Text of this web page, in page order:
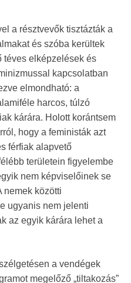
a résztvevők tisztázták a
és szóba kerültek
téves elképzelések és
kapcsolatban
elmondható: a
harcos, túlzó
kárára. Holott korántsem
hogy a feministák azt
férfiak alapvető
területein figyelembe
nem képviselőinek se
nemek közötti
ugyanis nem jelenti
az egyik kárára lehet a
a vendégek
megelőző „tiltakozás”